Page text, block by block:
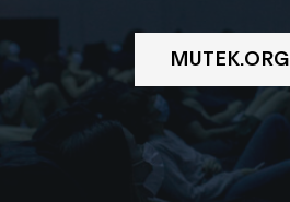
MUTEK.ORG